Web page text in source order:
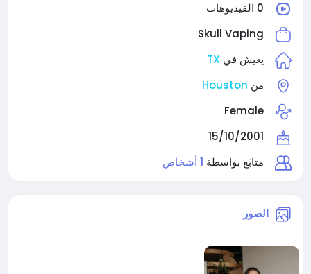
0 الفيديوهات
Skull Vaping
يعيش في TX
من Houston
Female
15/10/2001
متابَع بواسطة 1 أشخاص
الصور